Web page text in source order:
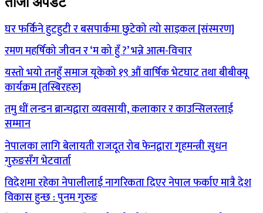
घर फर्किने हुटहुटी र बसपार्कमा छुटेको त्यो साइकल [संस्मरण]
रमण महर्षिको जीवन र ‘म को हुँ ?’ भन्ने आत्म-विचार
यस्तो भयो तनहुँ समाज यूकेको १९ औं वार्षिक भेटघाट तथा बीबीक्यू
कार्यक्रम [तस्बिरहरु]
तमु धीं लन्डन ब्रान्चद्वारा व्यवसायी, कलाकार र काउन्सिलरलाई
सम्मान
नेपालका लागि बेलायती राजदूत रोब फेनद्वारा गृहमन्त्री सुधन
गुरुङसँग भेटवार्ता
विदेशमा रहेका नेपालीलाई नागरिकता दिएर नेपाल फर्काए मात्रै देश
विकास हुन्छ : पुनम गुरुङ